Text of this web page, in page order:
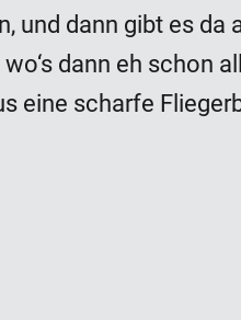
und dann gibt es da
dann eh schon
eine scharfe